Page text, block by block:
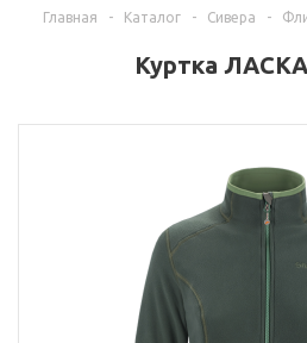
Главная - Каталог - Сивера -
Куртка